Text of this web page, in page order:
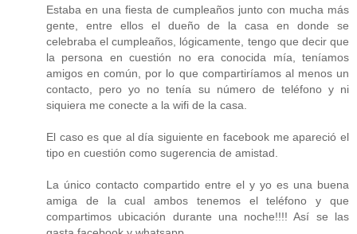
Estaba en una fiesta de cumpleaños junto con mucha más
gente, entre ellos el dueño de la casa en donde se
celebraba el cumpleaños, lógicamente, tengo que decir que
la persona en cuestión no era conocida mía, teníamos
amigos en común, por lo que compartiríamos al menos un
contacto, pero yo no tenía su número de teléfono y ni
siquiera me conecte a la wifi de la casa.
El caso es que al día siguiente en facebook me apareció el
tipo en cuestión como sugerencia de amistad.
La único contacto compartido entre el y yo es una buena
amiga de la cual ambos tenemos el teléfono y que
compartimos ubicación durante una noche!!!! Así se las